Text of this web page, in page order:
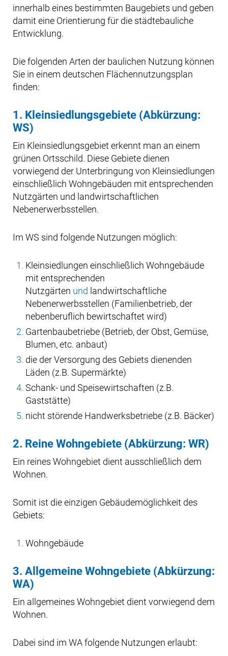
innerhalb eines bestimmten Baugebiets und geben
damit eine Orientierung für die städtebauliche
Entwicklung.
Die folgenden Arten der baulichen Nutzung können
Sie in einem deutschen Flächennutzungsplan
finden:
1. Kleinsiedlungsgebiete (Abkürzung:
WS)
Ein Kleinsiedlungsgebiet erkennt man an einem
grünen Ortsschild. Diese Gebiete dienen
vorwiegend der Unterbringung von Kleinsiedlungen
einschließlich Wohngebäuden mit entsprechenden
Nutzgärten und landwirtschaftlichen
Nebenerwerbsstellen.
Im WS sind folgende Nutzungen möglich:
Kleinsiedlungen einschließlich Wohngebäude
mit entsprechenden
Nutzgärten und landwirtschaftliche
Nebenerwerbsstellen (Familienbetrieb, der
nebenberuflich bewirtschaftet wird)
Gartenbaubetriebe (Betrieb, der Obst, Gemüse,
Blumen, etc. anbaut)
die der Versorgung des Gebiets dienenden
Läden (z.B. Supermärkte)
Schank- und Speisewirtschaften (z.B.
Gaststätte)
nicht störende Handwerksbetriebe (z.B. Bäcker)
2. Reine Wohngebiete (Abkürzung: WR)
Ein reines Wohngebiet dient ausschließlich dem
Wohnen.
Somit ist die einzigen Gebäudemöglichkeit des
Gebiets:
Wohngebäude
3. Allgemeine Wohngebiete (Abkürzung:
WA)
Ein allgemeines Wohngebiet dient vorwiegend dem
Wohnen.
Dabei sind im WA folgende Nutzungen erlaubt: